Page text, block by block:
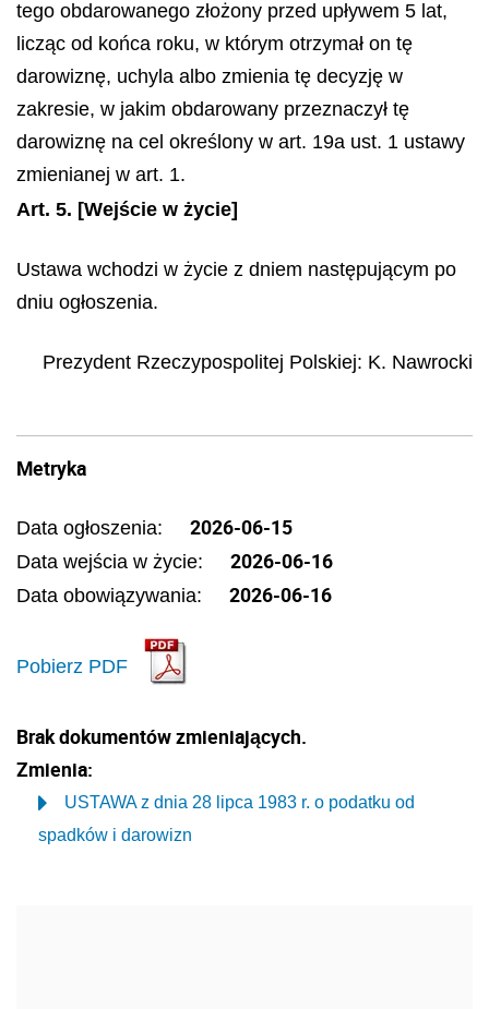
tego obdarowanego złożony przed upływem 5 lat,
licząc od końca roku, w którym otrzymał on tę
darowiznę, uchyla albo zmienia tę decyzję w
zakresie, w jakim obdarowany przeznaczył tę
darowiznę na cel określony w art. 19a ust. 1 ustawy
zmienianej w art. 1.
Art. 5. [Wejście w życie]
Ustawa wchodzi w życie z dniem następującym po
dniu ogłoszenia.
Prezydent Rzeczypospolitej Polskiej: K. Nawrocki
Metryka
Data ogłoszenia: 2026-06-15
Data wejścia w życie: 2026-06-16
Data obowiązywania: 2026-06-16
Pobierz PDF
Brak dokumentów zmieniających.
Zmienia:
USTAWA z dnia 28 lipca 1983 r. o podatku od
spadków i darowizn